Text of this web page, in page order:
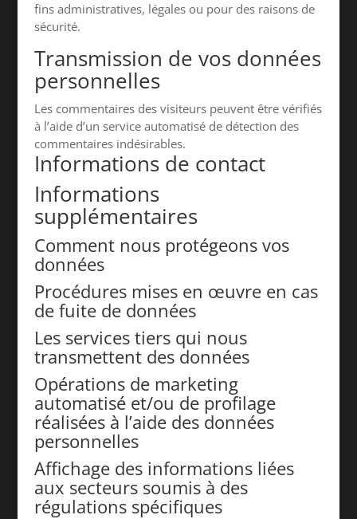
fins administratives, légales ou pour des raisons de
sécurité.
Transmission de vos données
personnelles
Les commentaires des visiteurs peuvent être vérifiés
à l’aide d’un service automatisé de détection des
commentaires indésirables.
Informations de contact
Informations
supplémentaires
Comment nous protégeons vos
données
Procédures mises en œuvre en cas
de fuite de données
Les services tiers qui nous
transmettent des données
Opérations de marketing
automatisé et/ou de profilage
réalisées à l’aide des données
personnelles
Affichage des informations liées
aux secteurs soumis à des
régulations spécifiques